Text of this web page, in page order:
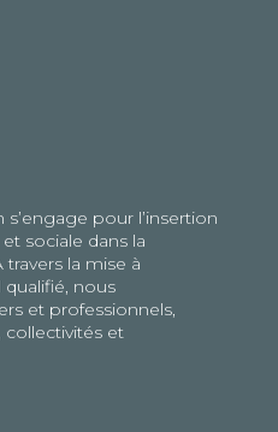
pour l’insertion
sociale dans la
la mise à
nous
et professionnels,
collectivités et